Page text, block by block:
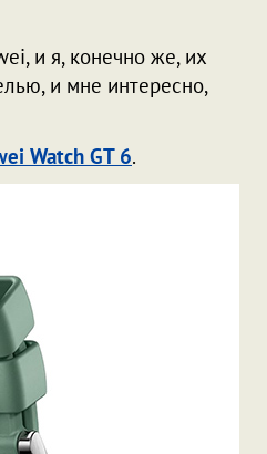
и я, конечно же, их
и мне интересно,
Watch GT 6.